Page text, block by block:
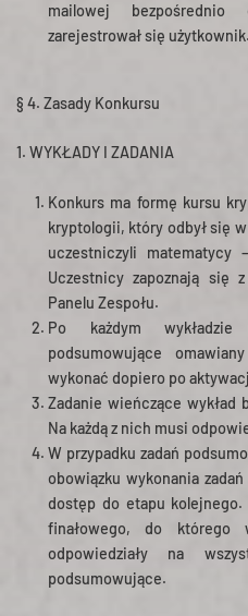
mailowej
zarejestrował się użytkownik.
§ 4. Zasady Konkursu
1. WYKŁADY I ZADANIA
Konkurs ma formę kursu
kryptologii, który odbył się
uczestniczyli matematycy
Uczestnicy zapoznają się
Panelu Zespołu.
Po każdym wykładzie
podsumowujące
wykonać dopiero po
Zadanie wieńczące wykład
Na każdą z nich musi
W przypadku zadań
obowiązku wykonania
dostęp do etapu
finałowego, do
odpowiedziały na
podsumowujące.